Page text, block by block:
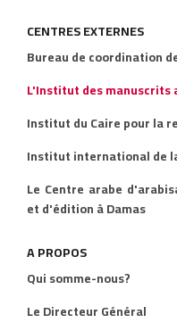
CENTRES EXTERNES
Bureau de coordination
L'Institut des manuscrits
Institut du Caire pour la
Institut international de
Le Centre arabe
et d'édition à Damas
A PROPOS
Qui somme-nous?
Le Directeur Général